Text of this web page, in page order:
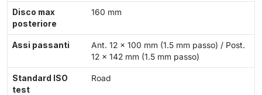
Disco max
posteriore
160 mm
Assi passanti
Ant. 12 × 100 mm (1.5 mm passo) / Post.
12 × 142 mm (1.5 mm passo)
Standard ISO
test
Road